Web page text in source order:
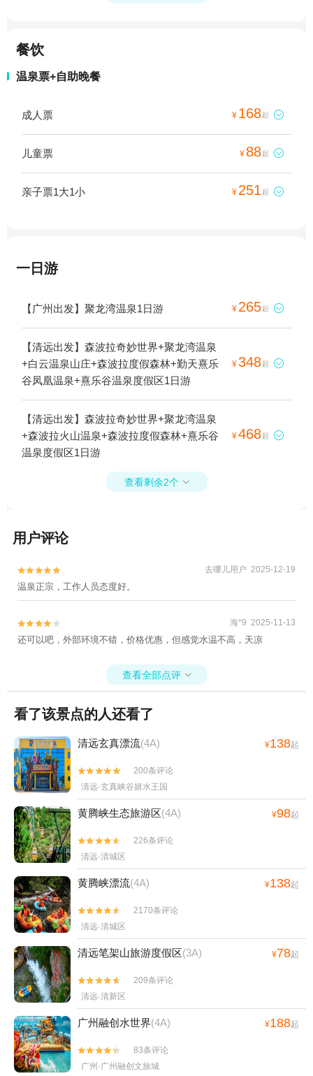
餐饮
温泉票+自助晚餐
成人票 ¥ 168起 
儿童票 ¥ 88起 
亲子票1大1小 ¥ 251 起 
一日游
【广州出发】聚龙湾温泉1日游 ¥ 265起 
【清远出发】森波拉奇妙世界+聚龙湾温泉
+白云温泉山庄+森波拉度假森林+勤天熹乐
谷凤凰温泉+熹乐谷温泉度假区1日游
¥348起 
【清远出发】森波拉奇妙世界+聚龙湾温泉
+森波拉火山温泉+森波拉度假森林+熹乐谷
温泉度假区1日游
¥468起 
查看剩余2个 
用户评论

 去哪儿用户 2025-12-19
温泉正宗，工作人员态度好。

 海*9 2025-11-13
还可以吧，外部环境不错，价格优惠，但感觉水温不高，天凉
查看全部点评 
看了该景点的人还看了
清远玄真漂流(4A) ¥138起


200条评论
清远·玄真峡谷嬉水王国
黄腾峡生态旅游区(4A) ¥98起


226条评论
清远·清城区
黄腾峡漂流(4A) ¥138起


2170条评论
清远·清城区
清远笔架山旅游度假区(3A) ¥78起


209条评论
清远·清新区
广州融创水世界(4A) ¥188起


83条评论
广州·广州融创文旅城